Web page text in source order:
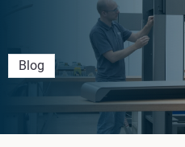
Blog